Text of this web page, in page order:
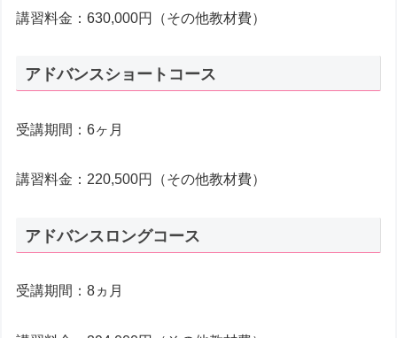
講習料金：630,000円（その他教材費）
アドバンスショートコース
受講期間：6ヶ月
講習料金：220,500円（その他教材費）
アドバンスロングコース
受講期間：8ヵ月